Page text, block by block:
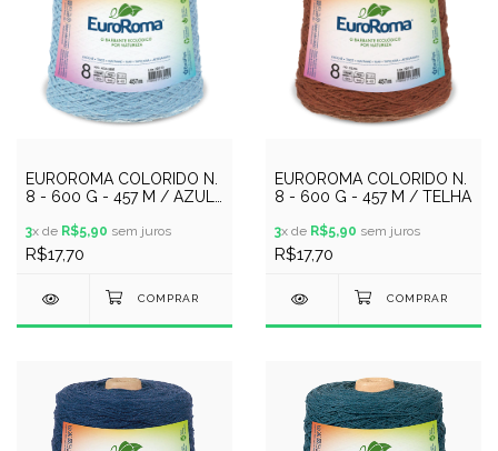
EUROROMA COLORIDO N.
8 - 600 G - 457 M / AZUL
3x de R$5,90 sem juros
R$17,70
EUROROMA COLORIDO N.
8 - 600 G - 457 M / TELHA
3x de R$5,90 sem juros
R$17,70